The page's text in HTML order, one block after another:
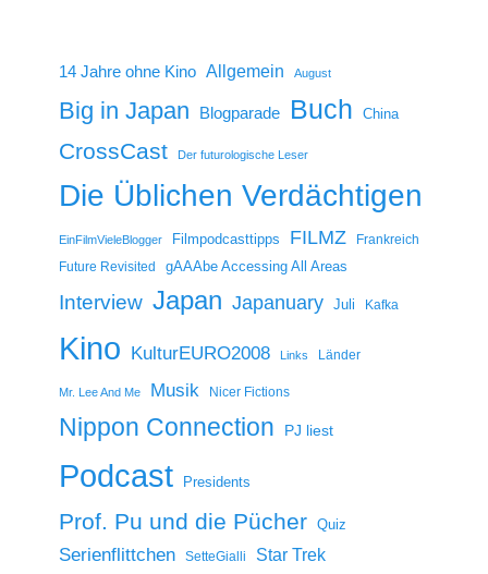
14 Jahre ohne Kino Allgemein August
Big in Japan Blogparade Buch China
CrossCast Der futurologische Leser
Die Üblichen Verdächtigen
EinFilmVieleBlogger Filmpodcasttipps FILMZ
Frankreich
Future Revisited
gAAAbe Accessing All Areas
Interview Japan Japanuary Juli Kafka
Kino KulturEURO2008 Links Länder
Mr. Lee And Me Musik Nicer Fictions
Nippon Connection PJ liest
Podcast Presidents
Prof. Pu und die Pücher Quiz
Serienflittchen SetteGialli Star Trek